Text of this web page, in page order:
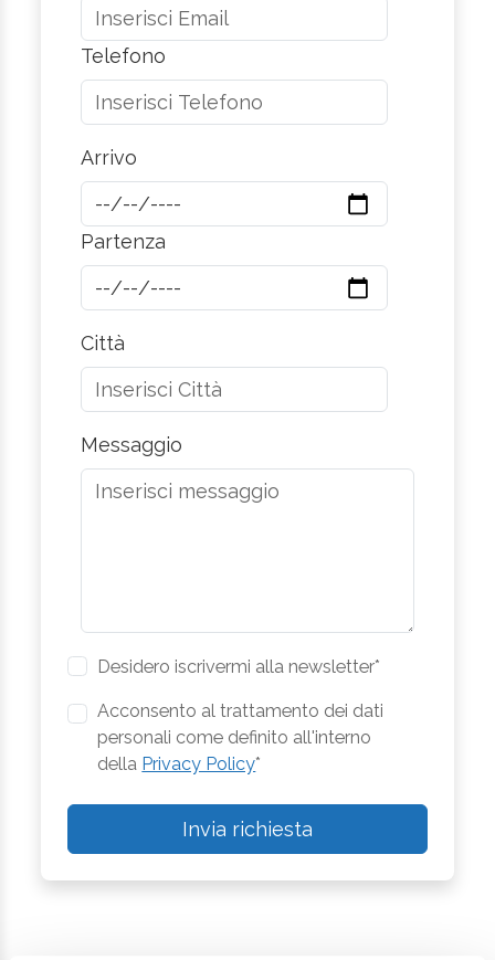
Telefono
Arrivo
Partenza
Città
Messaggio
Desidero iscrivermi alla newsletter*
Acconsento al trattamento dei dati
personali come definito all'interno
della Privacy Policy*
Invia richiesta